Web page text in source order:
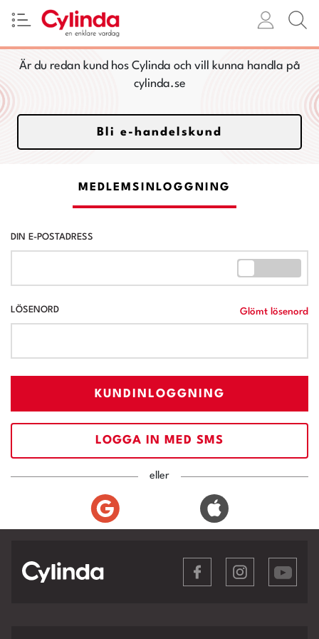
Är du redan kund hos Cylinda och vill kunna handla på
cylinda.se
Bli e-handelskund
MEDLEMSINLOGGNING
DIN E-POSTADRESS
LÖSENORD Glömt lösenord
KUNDINLOGGNING
LOGGA IN MED SMS
eller